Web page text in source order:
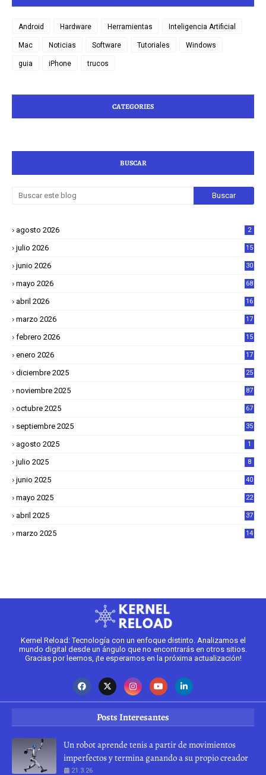
Android Hardware Herramientas Inteligencia Artificial
Mac Noticias Software Tutoriales Windows
guia iPhone trucos
CATEGORIES
BUSCAR
agosto 2026 2
julio 2026 15
junio 2026 30
mayo 2026 68
abril 2026
16
marzo 2026
17
febrero 2026
15
enero 2026
17
diciembre 2025
25
noviembre 2025 87
octubre 2025 67
septiembre 2025 35
agosto 2025 1
julio 2025 8
junio 2025 40
mayo 2025
22
abril 2025
37
marzo 2025
14
Kernel Reload: Tecnología con un enfoque distinto. Analizamos el
mundo digital desde un ángulo que no encontrarás en otros sitios.
Gracias por leernos, ¡te esperamos en la próxima actualización!
Posts Interesantes
Un robot aprende tenis a partir de movimientos
imperfectos y termina ganando a su propio creador
21.3.26